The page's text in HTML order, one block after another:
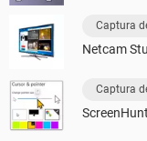
Captura
Netcam
Captura